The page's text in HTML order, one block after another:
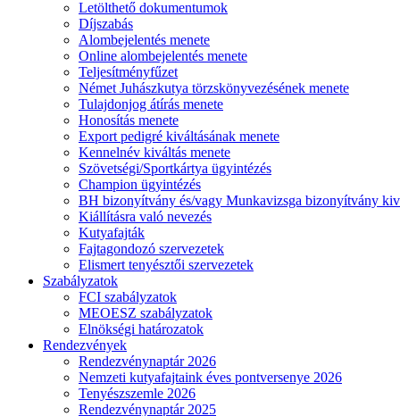
Letölthető dokumentumok
Díjszabás
Alombejelentés menete
Online alombejelentés menete
Teljesítményfűzet
Német Juhászkutya törzskönyvezésének menete
Tulajdonjog átírás menete
Honosítás menete
Export pedigré kiváltásának menete
Kennelnév kiváltás menete
Szövetségi/Sportkártya ügyintézés
Champion ügyintézés
BH bizonyítvány és/vagy Munkavizsga bizonyítvány
Kiállításra való nevezés
Kutyafajták
Fajtagondozó szervezetek
Elismert tenyésztői szervezetek
Szabályzatok
FCI szabályzatok
MEOESZ szabályzatok
Elnökségi határozatok
Rendezvények
Rendezvénynaptár 2026
Nemzeti kutyafajtaink éves pontversenye 2026
Tenyészszemle 2026
Rendezvénynaptár 2025